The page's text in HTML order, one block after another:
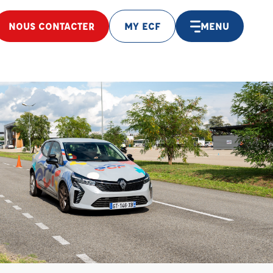
NOUS CONTACTER MY ECF MENU